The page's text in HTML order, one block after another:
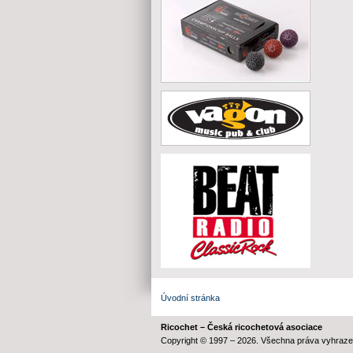
Úvodní stránka
Ricochet – Česká ricochetová asociace
Copyright © 1997 – 2026. Všechna práva